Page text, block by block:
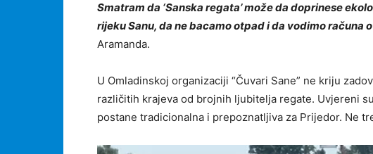
Smatram da ‘Sanska regata’ može da doprinese
rijeku Sanu, da ne bacamo otpad i da vodimo računa
Aramanda.
U Omladinskoj organizaciji “Čuvari Sane” ne kriju
različitih krajeva od brojnih ljubitelja regate. Uvjereni
postane tradicionalna i prepoznatljiva za Prijedor. Ne